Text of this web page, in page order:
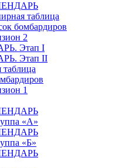
таблица
бомбардиров
2
Этап I
Этап II
таблица
1
«А»
«Б»